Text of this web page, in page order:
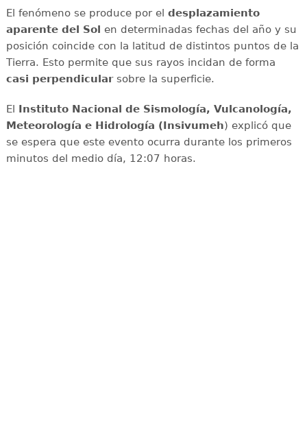
El fenómeno se produce por el desplazamiento
aparente del Sol en determinadas fechas del año y su
posición coincide con la latitud de distintos puntos de la
Tierra. Esto permite que sus rayos incidan de forma
casi perpendicularsobre la superficie.
El Instituto Nacional de Sismología, Vulcanología,
Meteorología e Hidrología (Insivumeh) explicó que
se espera que este evento ocurra durante los primeros
minutos del medio día, 12:07 horas.